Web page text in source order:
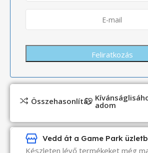
Összehasonlítás adom
Vedd át a Game Park
Készleten lévő termékeket még